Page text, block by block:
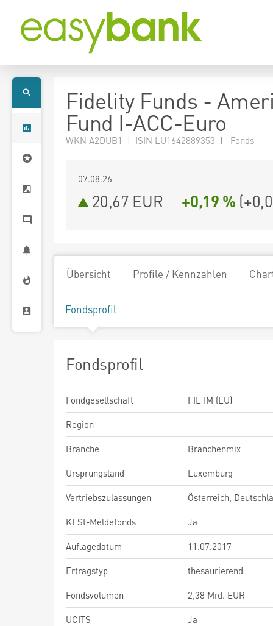
Fidelity Funds -
Fund I-ACC-Euro
WKN A2DUB1 | ISIN LU1642889353 | Fonds
07.08.26
20,67 EUR +0,19 % (
Übersicht Profile / Kennzahlen
Fondsprofil
Fondsprofil
Fondgesellschaft
FIL IM (LU)
Region
-
Branche
Branchenmix
Ursprungsland
Luxemburg
Vertriebszulassungen
Österreich,
KESt-Meldefonds
Ja
Auflagedatum
11.07.2017
Ertragstyp
thesaurierend
Fondsvolumen
2,38 Mrd. EUR
UCITS
Ja